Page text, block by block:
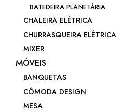
BATEDEIRA PLANETÁRIA
CHALEIRA ELÉTRICA
CHURRASQUEIRA ELÉTRICA
MIXER
MÓVEIS
BANQUETAS
CÔMODA DESIGN
MESA